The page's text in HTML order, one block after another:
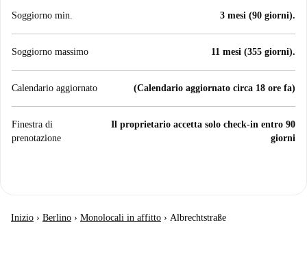
Soggiorno min. 3 mesi (90 giorni).
Soggiorno massimo 11 mesi (355 giorni).
Calendario aggiornato (Calendario aggiornato circa 18 ore fa)
Finestra di
prenotazione
Il proprietario accetta solo check-in entro 90
giorni
Inizio › Berlino › Monolocali in affitto › Albrechtstraße